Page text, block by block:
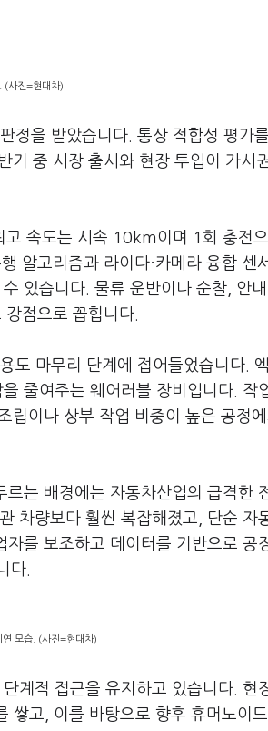
(사진=현대차)
정을 받았습니다. 통상 적합성 평가
기 중 시장 출시와 현장 투입이 가시
속도는 시속 10km이며 1회 충전
알고리즘과 라이다·카메라 융합 센
있습니다. 물류 운반이나 순찰, 안
점으로 꼽힙니다.
도 마무리 단계에 접어들었습니다.
줄여주는 웨어러블 장비입니다. 작
립이나 상부 작업 비중이 높은 공정
는 배경에는 자동차산업의 급격한
차량보다 훨씬 복잡해졌고, 단순 자
를 보조하고 데이터를 기반으로 공
다.
연 모습. (사진=현대차)
계적 접근을 유지하고 있습니다. 현
쌓고, 이를 바탕으로 향후 휴머노이